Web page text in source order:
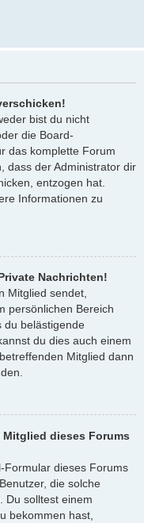
bist du nicht
die Board-
das komplette Forum
dass der Administrator dir
entzogen hat.
Informationen zu
Nachrichten!
Mitglied sendet,
persönlichen Bereich
du belästigende
du dies auch einem
Mitglied dann
Mitglied dieses Forums
Formular dieses Forums
die solche
Du solltest einem
bekommen hast,